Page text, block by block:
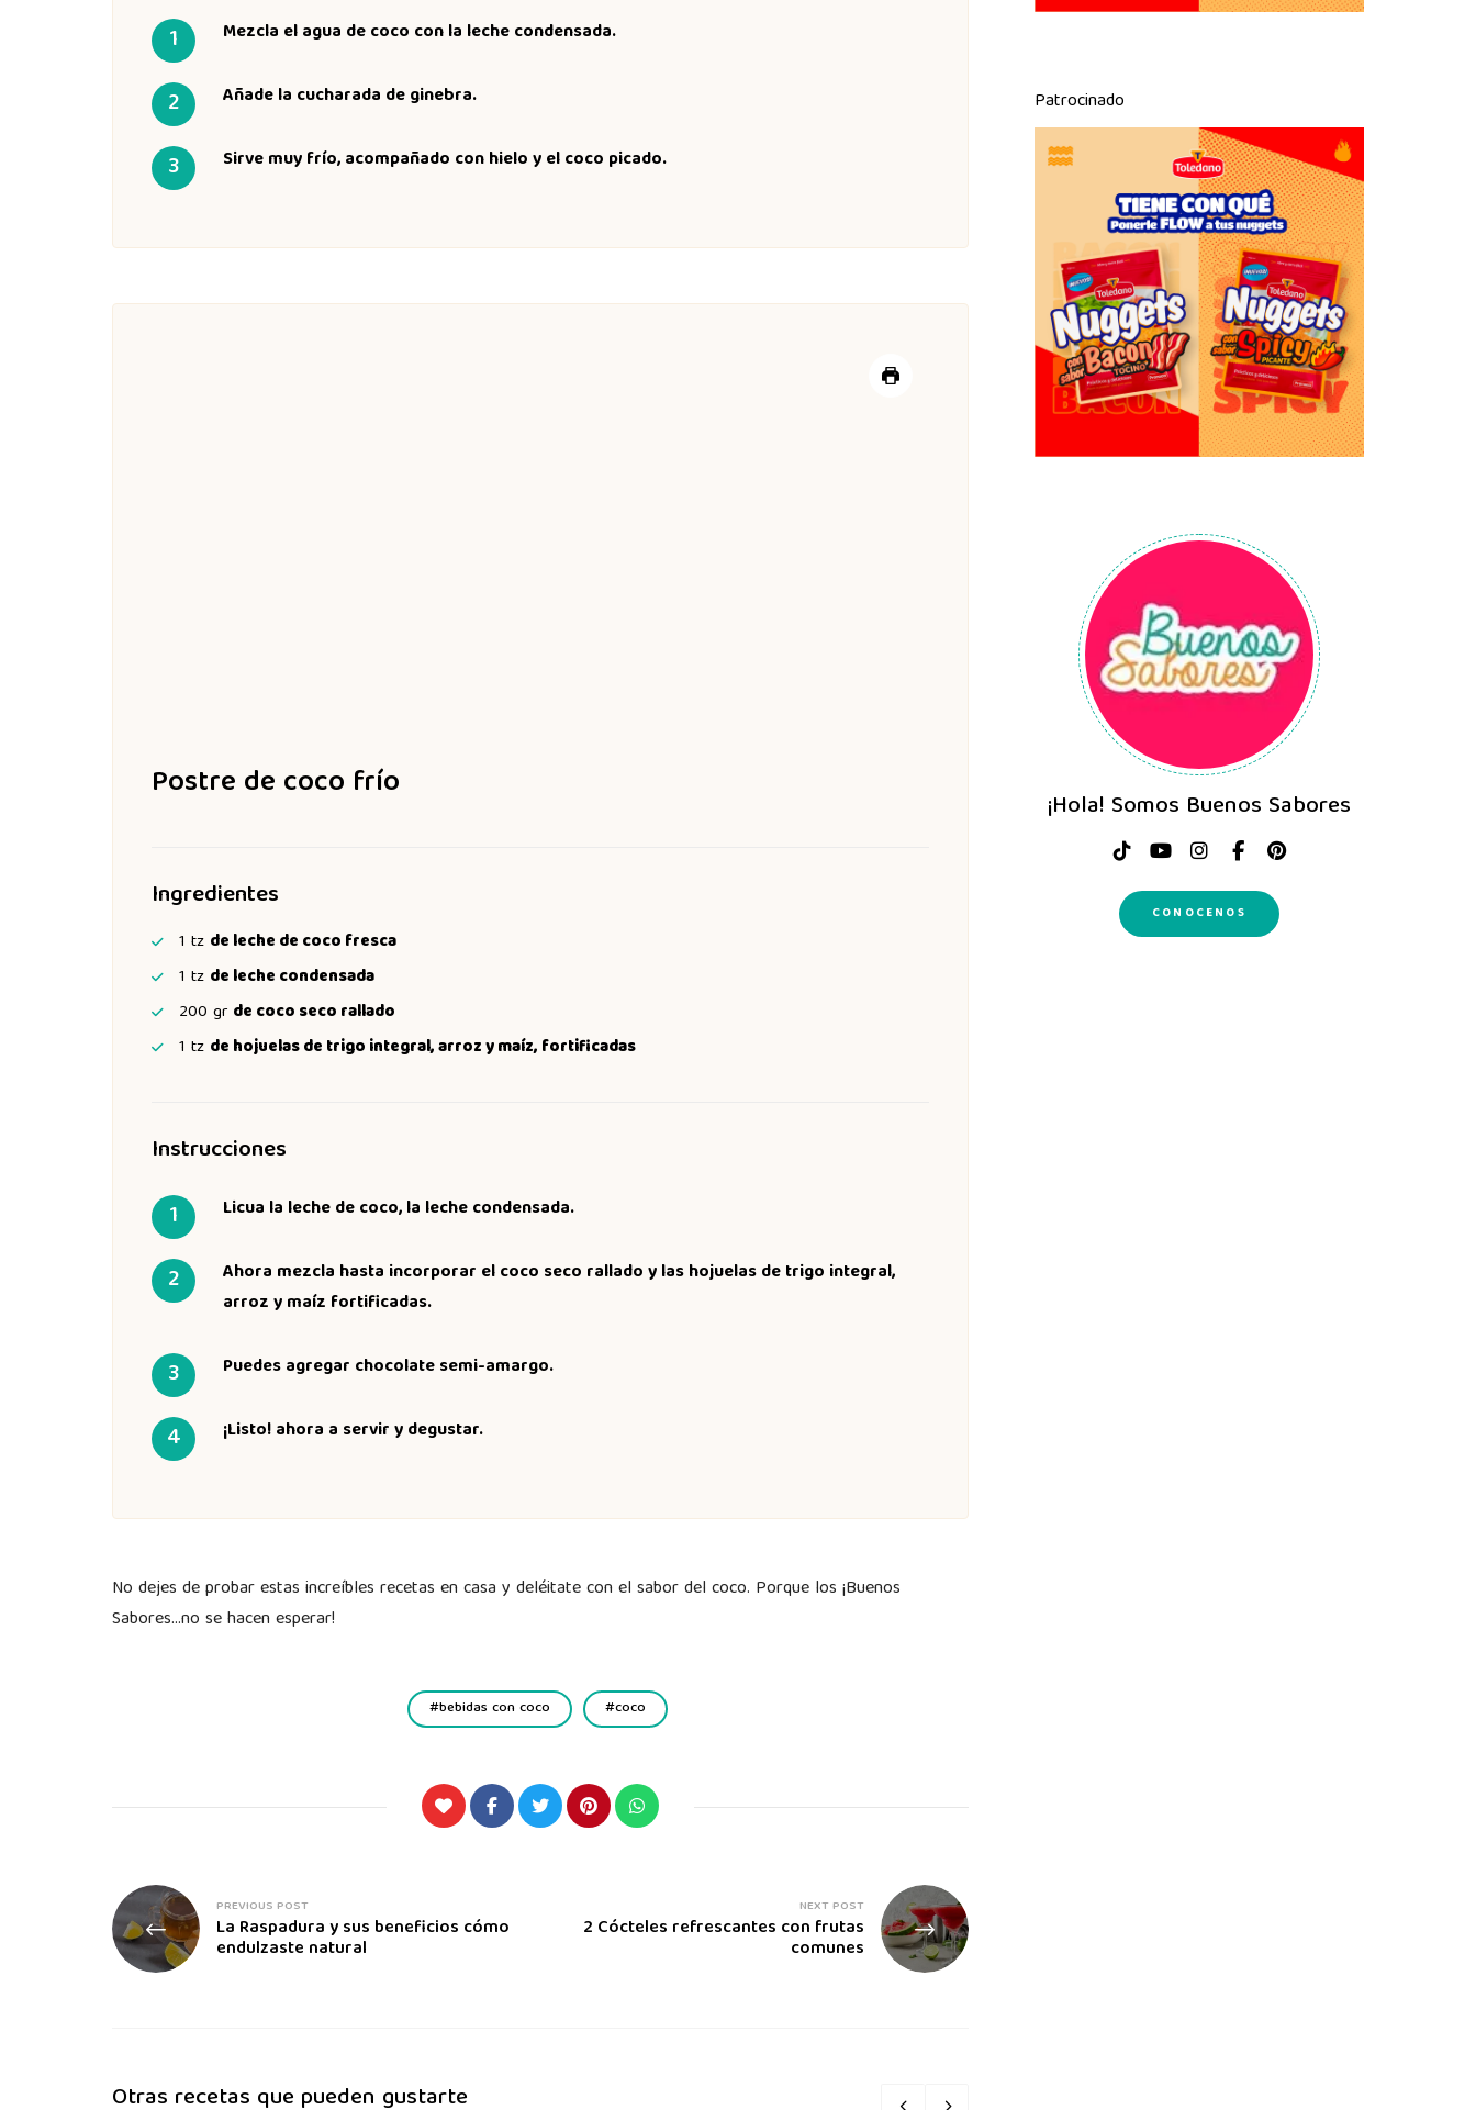
Mezcla el agua de coco con la leche condensada.
Añade la cucharada de ginebra.
Sirve muy frío, acompañado con hielo y el coco picado.
Postre de coco frío
Ingredientes
1 tz de leche de coco fresca
1 tz de leche condensada
200 gr de coco seco rallado
1 tz de hojuelas de trigo integral, arroz y maíz, fortificadas
Instrucciones
Licua la leche de coco, la leche condensada.
Ahora mezcla hasta incorporar el coco seco rallado y las hojuelas de trigo integral,
arroz y maíz fortificadas.
Puedes agregar chocolate semi-amargo.
¡Listo! ahora a servir y degustar.
No dejes de probar estas increíbles recetas en casa y deléitate con el sabor del coco. Porque los ¡Buenos
Sabores…no se hacen esperar!
bebidas con coco coco
PREVIOUS POST
La Raspadura y sus beneficios cómo
endulzaste natural
NEXT POST
2 Cócteles refrescantes con frutas
comunes
Otras recetas que pueden gustarte
Patrocinado
¡Hola! Somos Buenos Sabores
CONOCENOS